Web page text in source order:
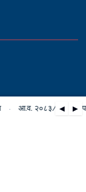
◀ ▶
आ.व. २०८३/०८४ को